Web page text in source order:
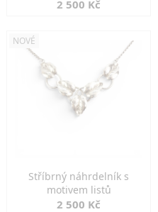
2 500 Kč
NOVÉ
Stříbrný náhrdelník s
motivem listů
2 500 Kč